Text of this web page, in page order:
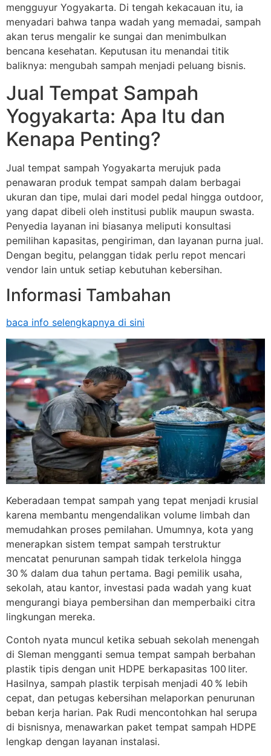
mengguyur Yogyakarta. Di tengah kekacauan itu, ia
menyadari bahwa tanpa wadah yang memadai, sampah
akan terus mengalir ke sungai dan menimbulkan
bencana kesehatan. Keputusan itu menandai titik
baliknya: mengubah sampah menjadi peluang bisnis.
Jual Tempat Sampah
Yogyakarta: Apa Itu dan
Kenapa Penting?
Jual tempat sampah Yogyakarta merujuk pada
penawaran produk tempat sampah dalam berbagai
ukuran dan tipe, mulai dari model pedal hingga outdoor,
yang dapat dibeli oleh institusi publik maupun swasta.
Penyedia layanan ini biasanya meliputi konsultasi
pemilihan kapasitas, pengiriman, dan layanan purna jual.
Dengan begitu, pelanggan tidak perlu repot mencari
vendor lain untuk setiap kebutuhan kebersihan.
Informasi Tambahan
baca info selengkapnya di sini
Keberadaan tempat sampah yang tepat menjadi krusial
karena membantu mengendalikan volume limbah dan
memudahkan proses pemilahan. Umumnya, kota yang
menerapkan sistem tempat sampah terstruktur
mencatat penurunan sampah tidak terkelola hingga
30 % dalam dua tahun pertama. Bagi pemilik usaha,
sekolah, atau kantor, investasi pada wadah yang kuat
mengurangi biaya pembersihan dan memperbaiki citra
lingkungan mereka.
Contoh nyata muncul ketika sebuah sekolah menengah
di Sleman mengganti semua tempat sampah berbahan
plastik tipis dengan unit HDPE berkapasitas 100 liter.
Hasilnya, sampah plastik terpisah menjadi 40 % lebih
cepat, dan petugas kebersihan melaporkan penurunan
beban kerja harian. Pak Rudi mencontohkan hal serupa
di bisnisnya, menawarkan paket tempat sampah HDPE
lengkap dengan layanan instalasi.